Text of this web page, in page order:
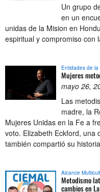
Un grupo
en un
unidas de la Mision en
espiritual y compromiso con
Entidades de la
Mujeres
mayo 26,
Las
madre, la
Mujeres Unidas en la Fe a
voto. Elizabeth Eckford, una
también compartió su
Alcance
Metodismo
cambios en